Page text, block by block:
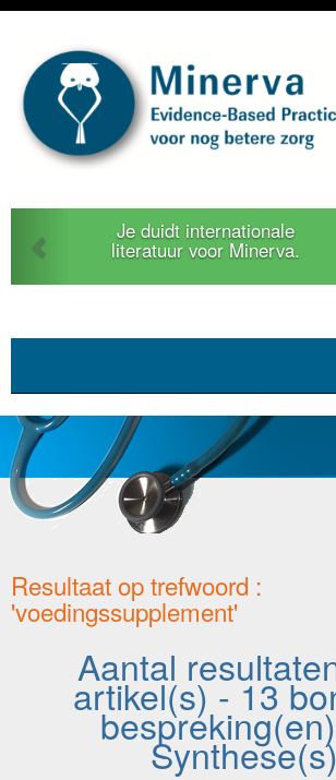
Je duidt internationale
literatuur voor Minerva.
Previous
Resultaat op trefwoord :
'voedingssupplement'
Aantal
artikel(s) - 13
Synthese(s)